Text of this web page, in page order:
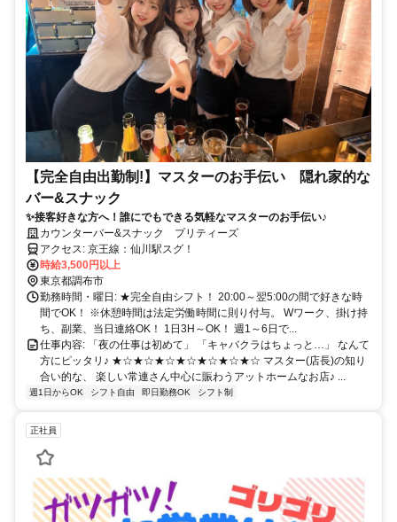
【完全自由出勤制!】マスターのお手伝い 隠れ家的な
バー&スナック
✨接客好きな方へ！誰にでもできる気軽なマスターのお手伝い♪
カウンターバー&スナック プリティーズ
アクセス: 京王線：仙川駅スグ！
時給3,500円以上
東京都調布市
勤務時間・曜日: ★完全自由シフト！ 20:00～翌5:00の間で好きな時
間でOK！ ※休憩時間は法定労働時間に則り付与。 Wワーク、掛け持
ち、副業、当日連絡OK！ 1日3H～OK！ 週1～6日で...
仕事内容: 「夜の仕事は初めて」 「キャバクラはちょっと…」 なんて
方にピッタリ♪ ★☆★☆★☆★☆★☆★☆★☆ マスター(店長)の知り
合い的な、 楽しい常連さん中心に賑わうアットホームなお店♪ ...
週1日からOK シフト自由 即日勤務OK シフト制
正社員